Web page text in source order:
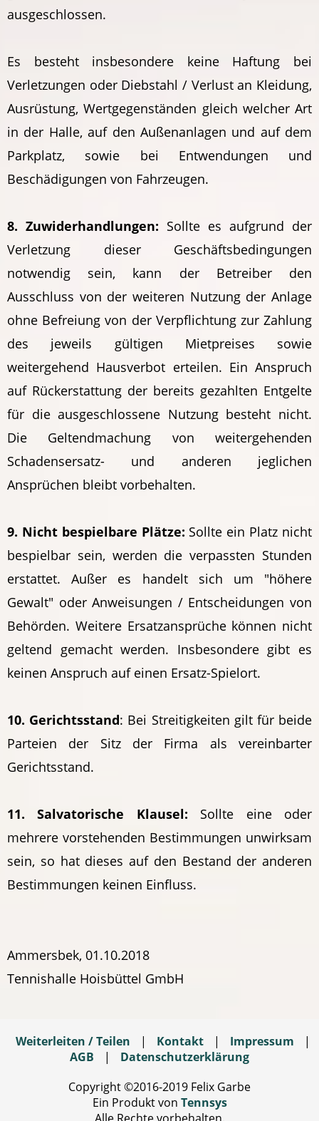
ausgeschlossen.
Es besteht insbesondere keine Haftung bei
Verletzungen oder Diebstahl / Verlust an Kleidung,
Ausrüstung, Wertgegenständen gleich welcher Art
in der Halle, auf den Außenanlagen und auf dem
Parkplatz, sowie bei Entwendungen und
Beschädigungen von Fahrzeugen.
8. Zuwiderhandlungen: Sollte es aufgrund der
Verletzung dieser Geschäftsbedingungen
notwendig sein, kann der Betreiber den
Ausschluss von der weiteren Nutzung der Anlage
ohne Befreiung von der Verpflichtung zur Zahlung
des jeweils gültigen Mietpreises sowie
weitergehend Hausverbot erteilen. Ein Anspruch
auf Rückerstattung der bereits gezahlten Entgelte
für die ausgeschlossene Nutzung besteht nicht.
Die Geltendmachung von weitergehenden
Schadensersatz- und anderen jeglichen
Ansprüchen bleibt vorbehalten.
9. Nicht bespielbare Plätze: Sollte ein Platz nicht
bespielbar sein, werden die verpassten Stunden
erstattet. Außer es handelt sich um "höhere
Gewalt" oder Anweisungen / Entscheidungen von
Behörden. Weitere Ersatzansprüche können nicht
geltend gemacht werden. Insbesondere gibt es
keinen Anspruch auf einen Ersatz-Spielort.
10. Gerichtsstand: Bei Streitigkeiten gilt für beide
Parteien der Sitz der Firma als vereinbarter
Gerichtsstand.
11. Salvatorische Klausel: Sollte eine oder
mehrere vorstehenden Bestimmungen unwirksam
sein, so hat dieses auf den Bestand der anderen
Bestimmungen keinen Einfluss.
Ammersbek, 01.10.2018
Tennishalle Hoisbüttel GmbH
Weiterleiten / Teilen | Kontakt | Impressum
|
AGB
|
Datenschutzerklärung
Copyright ©2016-2019 Felix Garbe
Ein Produkt von Tennsys